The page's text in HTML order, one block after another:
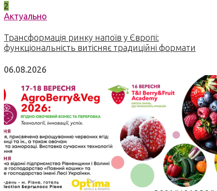
2
Актуально
Трансформація ринку напоїв у Європі:
функціональність витісняє традиційні формати
06.08.2026